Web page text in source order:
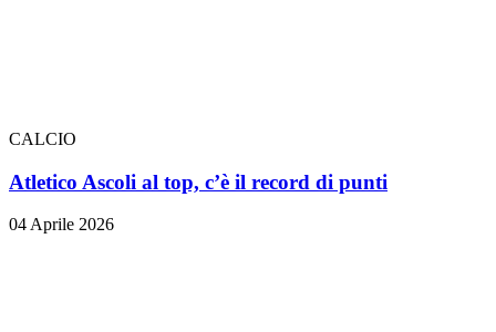
CALCIO
Atletico Ascoli al top, c’è il record di punti
04 Aprile 2026